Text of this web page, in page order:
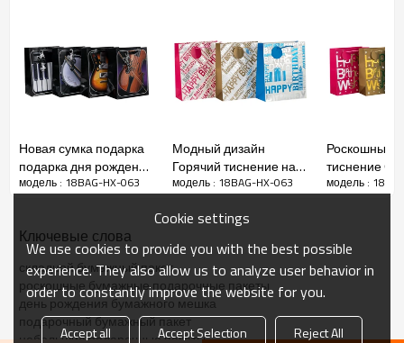
дамские подарочные пакеты
Новая сумка подарка
подарка дня рождения
нового прибытия
с 4 конструкциями
сортировала в
упаковке Tongle
модель : 18BAG-HX-063
Модный дизайн
Горячий тиснение на
день рождения
ручкой Ручка в
модель : 18BAG-HX-063
Роскошный
тиснение С
Рождения
модель :
Ключевые слова
складной бумажный пакет
роскошные бумажные подарочные пакеты
день рождения бумажного мешка
подарочный бумажный пакет
небольшие подарочные пакеты
Cookie settings
We use cookies to provide you with the best possible
experience. They also allow us to analyze user behavior in
order to constantly improve the website for you.
Accept all Accept Selection Reject All